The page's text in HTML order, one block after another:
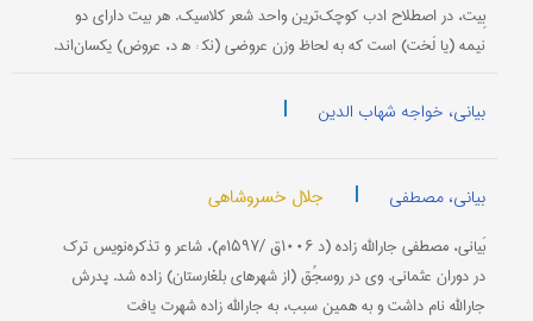
بِیت‌، در اصطلاح‌ ادب‌ كوچك‌ترین‌ واحد شعر كلاسیك‌. هر بیت‌ دارای‌ دو
نیمه‌ (یا لَخت‌) است‌ كه‌ به‌ لحاظ وزن‌ عروضی‌ (نک‍ : ه‍ د، عروض‌) یكسان‌اند.
بیانی، خواجه شهاب الدین |
بیانی، مصطفی | جلال خسروشاهی
بَیانی‌، مصطفى جارالله‌ زاده‌ (د ۱۰۰۶ق‌ /۱۵۹۷م‌)، شاعر و تذكره‌نویس‌ ترك‌
در دوران‌ عثمانی‌. وی‌ در روسجُق‌ (از شهرهای‌ بلغارستان‌) زاده‌ شد. پدرش‌
جارالله‌ نام‌ داشت‌ و به‌ همین‌ سبب‌، به‌ جارالله‌ زاده‌ شهرت‌ یافت